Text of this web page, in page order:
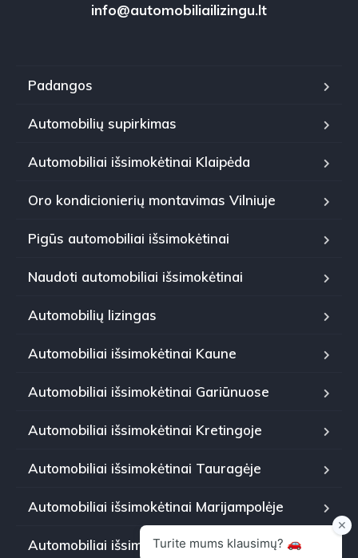
info@automobiliailizingu.lt
Padangos
Automobilių supirkimas
Automobiliai išsimokėtinai Klaipėda
Oro kondicionierių montavimas Vilniuje
Pigūs automobiliai išsimokėtinai
Naudoti automobiliai išsimokėtinai
Automobilių lizingas
Automobiliai išsimokėtinai Kaune
Automobiliai išsimokėtinai Gariūnuose
Automobiliai išsimokėtinai Kretingoje
Automobiliai išsimokėtinai Tauragėje
Automobiliai išsimokėtinai Marijampolėje
Automobiliai išsimokėtinai Panevėžyje